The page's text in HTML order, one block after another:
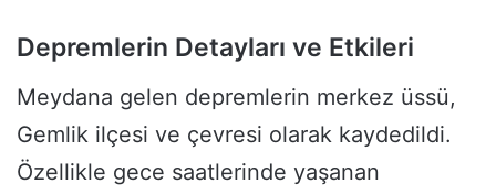
Depremlerin Detayları ve Etkileri
Meydana gelen depremlerin merkez üssü,
Gemlik ilçesi ve çevresi olarak kaydedildi.
Özellikle gece saatlerinde yaşanan